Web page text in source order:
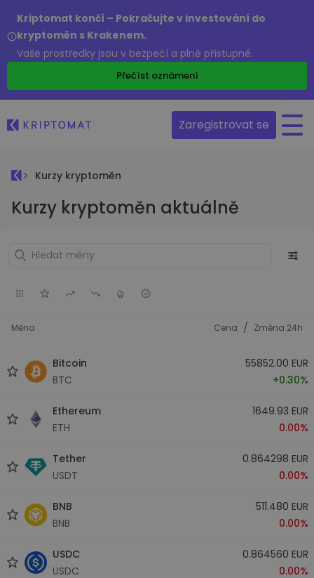
Kriptomat končí – Pokračujte v investování do
kryptoměn s Krakenem.
Vaše prostředky jsou v bezpečí a plně přístupné.
Přečíst oznámení
Zaregistrovat se
Kurzy kryptoměn
Kurzy kryptoměn aktuálně
Měna Cena / Změna 24h
Bitcoin
BTC
55852.00 EUR
+0.30%
Ethereum
ETH
1649.93 EUR
0.00%
Tether
USDT
0.864298 EUR
0.00%
BNB
BNB
511.480 EUR
0.00%
USDC
USDC
0.864560 EUR
0.00%